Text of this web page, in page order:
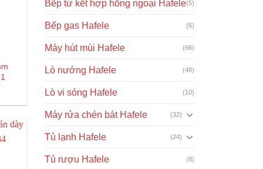
tại
1.000₫.
Bếp từ kết hợp hồng ngoại Hafele(5)
Bếp gas Hafele (6)
Máy hút mùi Hafele (66)
Lò nướng Hafele (48)
Lò vi sóng Hafele (10)
Máy rửa chén bát Hafele (32)
Tủ lạnh Hafele (24)
Tủ rượu Hafele (8)